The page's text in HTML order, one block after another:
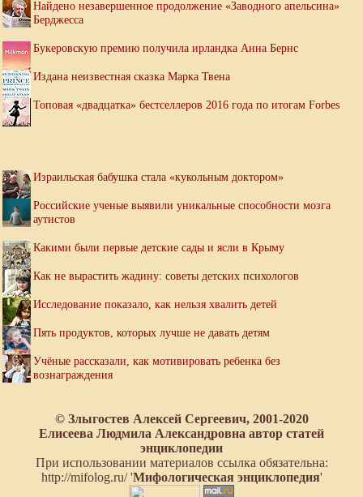
Найдено незавершенное продолжение «Заводного апельсина»
Берджесса
Букеровскую премию получила ирландка Анна Бернс
Издана неизвестная сказка Марка Твена
Топовая «двадцатка» бестселлеров 2016 года по итогам Forbes
Израильская бабушка стала «кукольным доктором»
Российские ученые выявили уникальные способности мозга
аутистов
Какими были первые детские сады и ясли в Крыму
Как не вырастить жадину: советы детских психологов
Исследование показало, как нельзя хвалить детей
Пять продуктов, которых лучше не давать детям
Учёные рассказали, как мотивировать ребенка без
вознаграждения
© Злыгостев Алексей Сергеевич, 2001-2020
Елисеева Людмила Александровна автор статей
энциклопедии
При использовании материалов ссылка обязательна:
http://mifolog.ru/ 'Мифологическая энциклопедия'